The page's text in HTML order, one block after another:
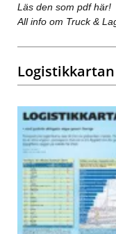
Läs den som pdf här!
All info om Truck &
Logistikkartan